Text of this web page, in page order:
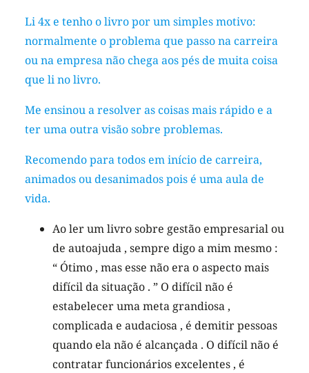
Li 4x e tenho o livro por um simples motivo:
normalmente o problema que passo na carreira
ou na empresa não chega aos pés de muita coisa
que li no livro.
Me ensinou a resolver as coisas mais rápido e a
ter uma outra visão sobre problemas.
Recomendo para todos em início de carreira,
animados ou desanimados pois é uma aula de
vida.
Ao ler um livro sobre gestão empresarial ou
de autoajuda , sempre digo a mim mesmo :
“ Ótimo , mas esse não era o aspecto mais
difícil da situação . ” O difícil não é
estabelecer uma meta grandiosa ,
complicada e audaciosa , é demitir pessoas
quando ela não é alcançada . O difícil não é
contratar funcionários excelentes , é